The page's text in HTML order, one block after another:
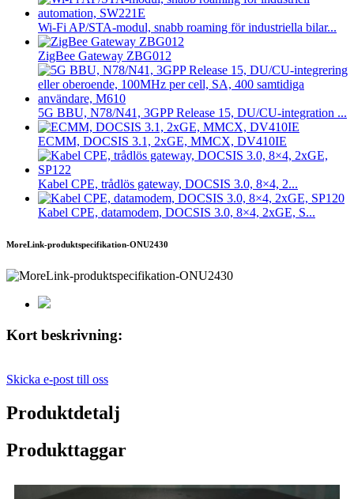
Wi-Fi AP/STA-modul, snabb roaming för industriella bilar...
ZigBee Gateway ZBG012
5G BBU, N78/N41, 3GPP Release 15, DU/CU-integration ...
ECMM, DOCSIS 3.1, 2xGE, MMCX, DV410IE
Kabel CPE, trådlös gateway, DOCSIS 3.0, 8×4, 2...
Kabel CPE, datamodem, DOCSIS 3.0, 8×4, 2xGE, S...
MoreLink-produktspecifikation-ONU2430
Kort beskrivning:
Skicka e-post till oss
Produktdetalj
Produkttaggar